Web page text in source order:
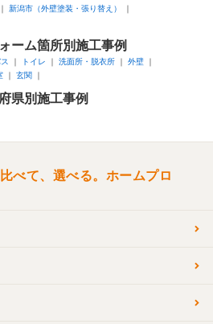
新潟市（外壁塗装・張り替え）
ーム箇所別施工事例
トイレ 洗面所・脱衣所
外壁
玄関
県別施工事例
べて、選べる。ホームプロ